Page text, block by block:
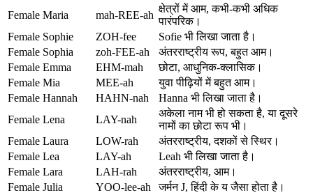
Female Maria mah-REE-ah
क्षेत्रों में आम, कभी-कभी अधिक
पारंपरिक।
Female Sophie ZOH-fee
Sofie भी लिखा जाता है।
Female Sophia zoh-FEE-ah
अंतरराष्ट्रीय रूप, बहुत आम।
Female Emma EHM-mah
छोटा, आधुनिक-क्लासिक।
Female Mia MEE-ah
युवा पीढ़ियों में बहुत आम।
Female Hannah HAHN-nah
Hanna भी लिखा जाता है।
Female Lena LAY-nah
अकेला नाम भी हो सकता है, या दूसरे
नामों का छोटा रूप भी।
Female Laura LOW-rah
अंतरराष्ट्रीय, दशकों से स्थिर।
Female Lea LAY-ah
Leah भी लिखा जाता है।
Female Lara LAH-rah
अंतरराष्ट्रीय, आम।
Female Julia YOO-lee-ah
जर्मन J, हिंदी के य जैसा होता है।